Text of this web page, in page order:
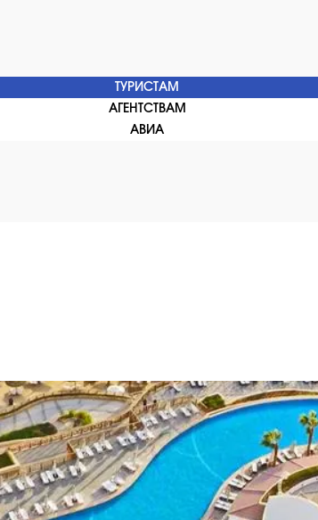
ТУРИСТАМ
АГЕНТСТВАМ
АВИА